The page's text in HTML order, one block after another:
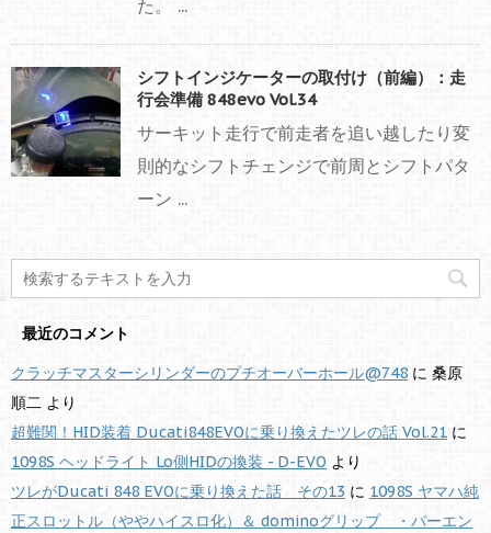
た。 ...
シフトインジケーターの取付け（前編）：走
行会準備 848evo Vol.34
サーキット走行で前走者を追い越したり変
則的なシフトチェンジで前周とシフトパタ
ーン ...
最近のコメント
クラッチマスターシリンダーのプチオーバーホール@748 に 桑原
順二 より
超難関！HID装着 Ducati848EVOに乗り換えたツレの話 Vol.21 に
1098S ヘッドライト Lo側HIDの換装 - D-EVO より
ツレがDucati 848 EVOに乗り換えた話 その13 に 1098S ヤマハ純
正スロットル（ややハイスロ化）＆ dominoグリップ ・バーエン